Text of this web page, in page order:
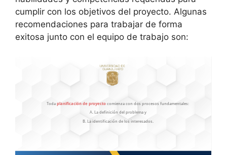
cumplir con los objetivos del proyecto. Algunas
recomendaciones para trabajar de forma
exitosa junto con el equipo de trabajo son: